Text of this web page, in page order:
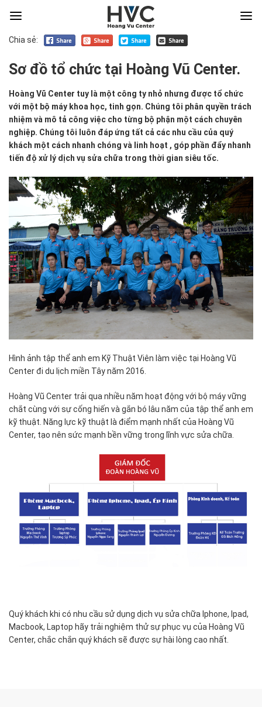
Chia sẻ:
Sơ đồ tổ chức tại Hoàng Vũ Center.
Hoàng Vũ Center tuy là một công ty nhỏ nhưng được tổ chức
với một bộ máy khoa học, tinh gọn. Chúng tôi phân quyền trách
nhiệm và mô tả công việc cho từng bộ phận một cách chuyên
nghiệp. Chúng tôi luôn đáp ứng tất cả các nhu cầu của quý
khách một cách nhanh chóng và linh hoạt , góp phần đẩy nhanh
tiến độ xử lý dịch vụ sửa chữa trong thời gian siêu tốc.
Hình ảnh tập thể anh em Kỹ Thuật Viên làm việc tại Hoàng Vũ
Center đi du lịch miền Tây năm 2016.
Hoàng Vũ Center trải qua nhiều năm hoạt động với bộ máy vững
chắt cùng với sự cống hiến và gắn bó lâu năm của tập thể anh em
kỹ thuật. Năng lực kỹ thuật là điểm mạnh nhất của Hoàng Vũ
Center, tạo nên sức mạnh bền vững trong lĩnh vực sửa chữa.
Quý khách khi có nhu cầu sử dụng dịch vụ sửa chữa Iphone, Ipad,
Macbook, Laptop hãy trải nghiệm thử sự phục vụ của Hoàng Vũ
Center, chắc chắn quý khách sẽ được sự hài lòng cao nhất.